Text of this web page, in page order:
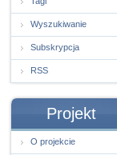
Wyszukiwanie
Subskrypcja
RSS
Projekt
O projekcie